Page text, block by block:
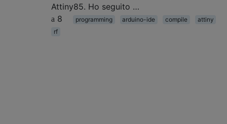
Attiny85. Ho seguito …
8
programming arduino-ide compile
attiny
rf